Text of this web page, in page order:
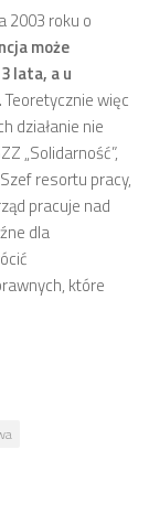
2003 roku o
może
lata, a u
. Teoretycznie więc
działanie nie
„Solidarność”,
resortu pracy,
pracuje nad
dla
które